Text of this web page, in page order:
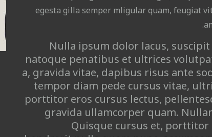
egesta gilla semper mligular quam, feugiat
Nulla ipsum dolor lacus,
natoque penatibus et ultrices
a, gravida vitae, dapibus risus ante
tempor diam pede cursus vitae,
porttitor eros cursus lectus,
gravida ullamcorper quam.
Quisque cursus et, porttitor